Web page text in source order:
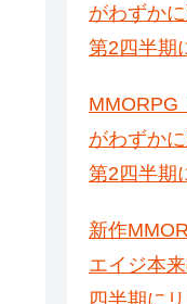
がわずか
第2四半期
MMORPG
がわずか
第2四半期
新作
エイジ本
四半期に